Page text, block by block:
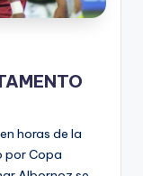
horas de la
por Copa